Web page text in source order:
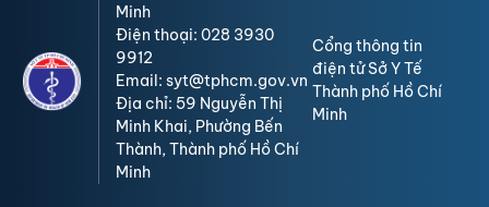
Minh
Điện thoại: 028 3930
9912
Email: syt@tphcm.gov.vn
Địa chỉ: 59 Nguyễn Thị
Minh Khai, Phường Bến
Thành, Thành phố Hồ Chí
Minh
Cổng thông tin
điện tử Sở Y Tế
Thành phố Hồ Chí
Minh